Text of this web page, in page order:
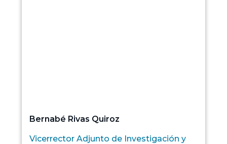
Bernabé Rivas Quiroz
Vicerrector Adjunto de Investigación y